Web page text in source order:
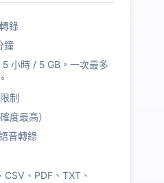
錄
鐘
小時 / 5 GB。一次最多
制
度最高）
音轉錄
、PDF、TXT、